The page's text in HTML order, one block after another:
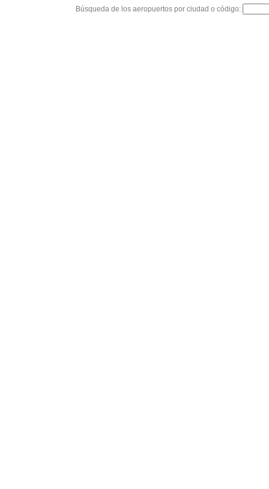
Búsqueda de los aeropuertos por ciudad o código: